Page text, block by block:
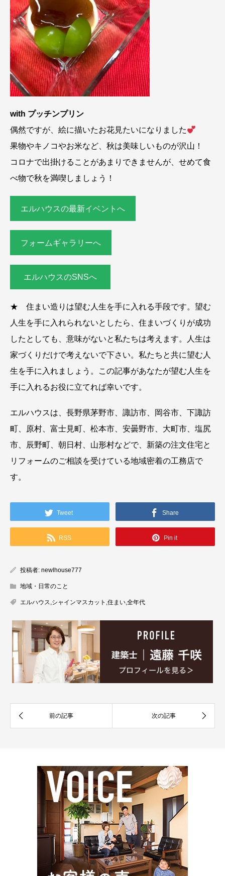
with プッチンプリン
偶然ですが、絵に描いたお花見たいになりました
果物やキノコやお米など、秋は美味しいものが沢山！
コロナで出掛けることがあまりできませんが、せめて食
べ物で秋を満喫しましょう！
エルハウスの最新イベントへ
フォームギャラリーへ
エルハウスのSNSへ
★ 住まい造りは望む人生を手に入れる手段です。望む
人生を手に入れられないとしたら、住まいづくりが成功
したとしても、意味がないと私たちは考えます。人生は
家づくりだけで考えないで下さい。私たちと共に望む人
生を手に入れましょう。この記事があなたが望む人生を
手に入れるお役に立てれば幸いです。
エルハウスは、長野県茅野市、諏訪市、岡谷市、下諏訪
町、原村、富士見町、松本市、安曇野市、大町市、塩尻
市、辰野町、朝日村、山形村などで、新築の注文住宅と
リフォームのご相談を受けている地域密着の工務店で
す。
Tweet Share
RSS Pin it
投稿者: newlhouse777
地域・日常のこと
エルハウス,シャインマスカット ,住まい,全年代